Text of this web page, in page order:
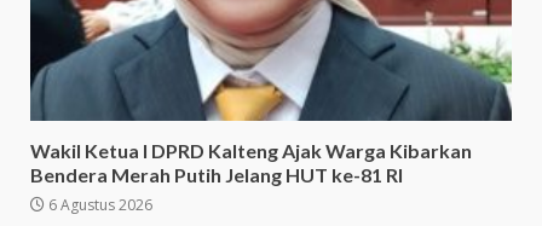
Wakil Ketua I DPRD Kalteng Ajak Warga Kibarkan
Bendera Merah Putih Jelang HUT ke-81 RI
6 Agustus 2026